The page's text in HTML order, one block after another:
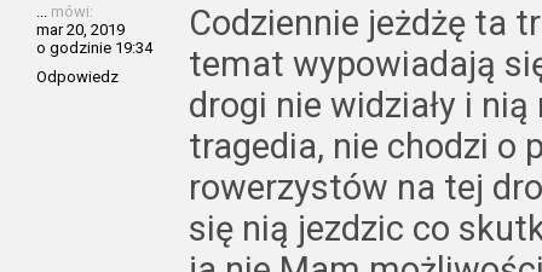
mówi:
mar 20, 2019
o godzinie 19:34
Odpowiedz
Codziennie jeżdżę ta
temat wypowiadają
drogi nie widziały i
tragedia, nie chodzi o
rowerzystów na tej
się nią jezdzic co